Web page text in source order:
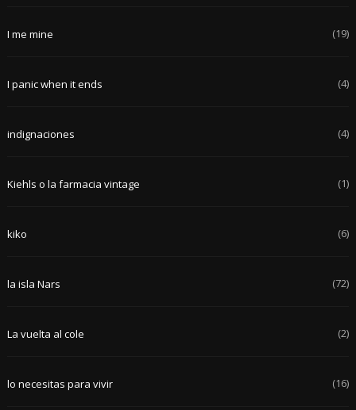
I me mine (19)
I panic when it ends (4)
indignaciones (4)
Kiehls o la farmacia vintage (1)
kiko (6)
la isla Nars (72)
La vuelta al cole (2)
lo necesitas para vivir (16)